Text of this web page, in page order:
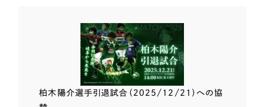
柏木陽介選手引退試合（2025/12/21）への協